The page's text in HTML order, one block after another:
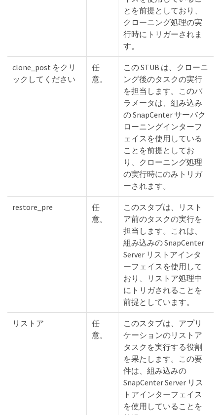
とを前提としており、
クローニング処理の実
行時にトリガーされま
す。
clone_post をクリ
ックしてください
任
意。
この STUB は、クローニ
ング後のタスクの実行
を担当します。このパ
ラメータは、組み込み
の SnapCenter サーバク
ローニングインターフ
ェイスを使用している
ことを前提としてお
り、クローニング処理
の実行時にのみトリガ
ーされます。
restore_pre
任
意。
このスタブは、リスト
ア前のタスクの実行を
担当します。これは、
組み込みの SnapCenter
Server リストアインタ
ーフェイスを使用して
おり、リストア処理中
にトリガされることを
前提としています。
リストア
任
意。
このスタブは、アプリ
ケーションのリストア
タスクを実行する役割
を果たします。この要
件は、組み込みの
SnapCenter Server リス
トアインターフェイス
を使用していることを